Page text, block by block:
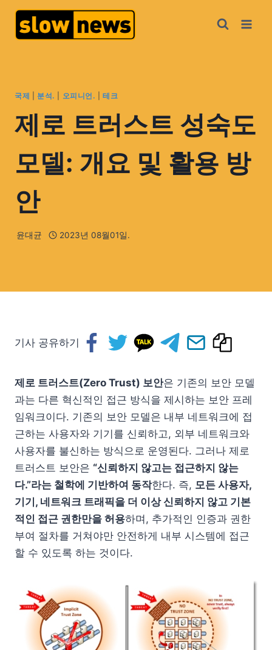
국제 분석. 오피니언. |테크
제로 트러스트 성숙도
모델: 개요 및 활용 방
안
윤대균 2023년 08월01일.
기사 공유하기
제로 트러스트(Zero Trust) 보안은 기존의 보안 모델
과는 다른 혁신적인 접근 방식을 제시하는 보안 프레
임워크이다. 기존의 보안 모델은 내부 네트워크에 접
근하는 사용자와 기기를 신뢰하고, 외부 네트워크와
사용자를 불신하는 방식으로 운영된다. 그러나 제로
트러스트 보안은 “신뢰하지 않고는 접근하지 않는
다.”라는 철학에 기반하여 동작한다. 즉, 모든 사용자,
기기, 네트워크 트래픽을 더 이상 신뢰하지 않고 기본
적인 접근 권한만을 허용하며, 추가적인 인증과 권한
부여 절차를 거쳐야만 안전하게 내부 시스템에 접근
할 수 있도록 하는 것이다.